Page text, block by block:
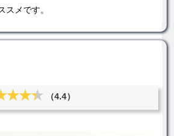
スメです。
（4.4）